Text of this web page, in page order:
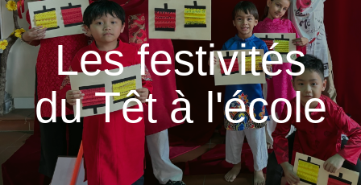
Les festivités
du Têt à l'école